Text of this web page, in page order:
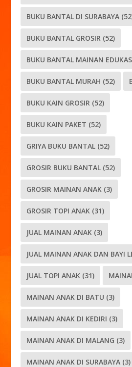
BUKU BANTAL DI SURABAYA
BUKU BANTAL GROSIR (52)
BUKU BANTAL MAINAN
BUKU BANTAL MURAH (52)
BUKU KAIN GROSIR (52)
BUKU KAIN PAKET (52)
GRIYA BUKU BANTAL (52)
GROSIR BUKU BANTAL (52)
GROSIR MAINAN ANAK (3)
GROSIR TOPI ANAK (31)
JUAL MAINAN ANAK (3)
JUAL MAINAN ANAK DAN BAYI
JUAL TOPI ANAK (31)
MAINAN ANAK DI BATU (3)
MAINAN ANAK DI KEDIRI (3)
MAINAN ANAK DI MALANG (3)
MAINAN ANAK DI SURABAYA (3)